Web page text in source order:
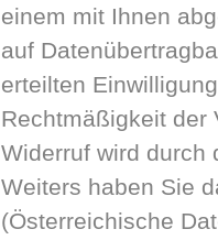
einem mit Ihnen
auf
erteilten
Rechtmäßigkeit der
Widerruf wird durch
Weiters haben Sie
(Österreichische